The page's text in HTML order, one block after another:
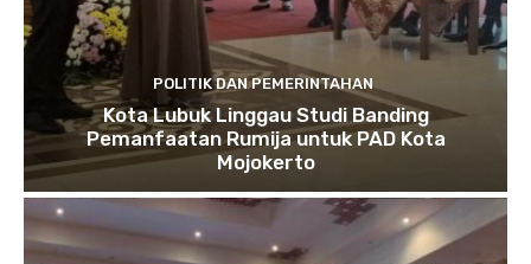
POLITIK DAN PEMERINTAHAN
Kota Lubuk Linggau Studi Banding
Pemanfaatan Rumija untuk PAD Kota
Mojokerto